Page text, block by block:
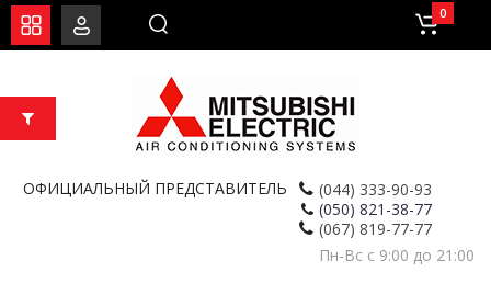
ОФИЦИАЛЬНЫЙ ПРЕДСТАВИТЕЛЬ
(044) 333-90-93
(050) 821-38-77
(067) 819-77-77
Пн-Вс с 9:00 до 21:00
0